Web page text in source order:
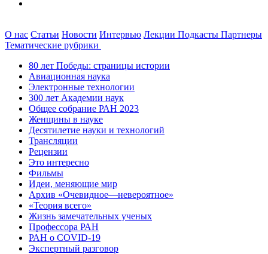
О нас Статьи Новости Интервью Лекции Подкасты Партнеры
Тематические рубрики
80 лет Победы: страницы истории
Авиационная наука
Электронные технологии
300 лет Академии наук
Общее собрание РАН 2023
Женщины в науке
Десятилетие науки и технологий
Трансляции
Рецензии
Это интересно
Фильмы
Идеи, меняющие мир
Архив «Очевидное—невероятное»
«Теория всего»
Жизнь замечательных ученых
Профессора РАН
РАН о COVID-19
Экспертный разговор